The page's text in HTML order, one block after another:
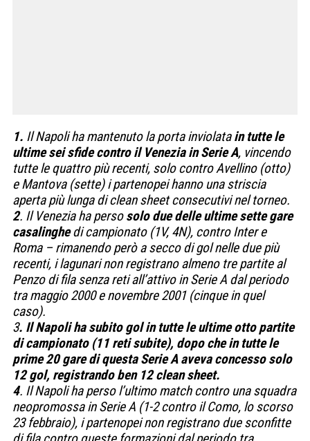
1. Il Napoli ha mantenuto la porta inviolatain tutte le
ultime sei sfide contro il Venezia in Serie A, vincendo
tutte le quattro più recenti, solo contro Avellino (otto)
e Mantova (sette) i partenopei hanno una striscia
aperta più lunga di clean sheet consecutivi nel torneo.
2. Il Venezia ha persosolo due delle ultime sette gare
casalinghedi campionato (1V, 4N), contro Inter e
Roma – rimanendo però a secco di gol nelle due più
recenti, i lagunari non registrano almeno tre partite al
Penzo di fila senza reti all’attivo in Serie A dal periodo
tra maggio 2000 e novembre 2001 (cinque in quel
caso).
3. Il Napoli ha subito gol in tutte le ultime otto partite
di campionato (11 reti subite), dopo che in tutte le
prime 20 gare di questa Serie A aveva concesso solo
12 gol, registrando ben 12 clean sheet.
4. Il Napoli ha perso l’ultimo match contro una squadra
neopromossa in Serie A (1-2 contro il Como, lo scorso
23 febbraio), i partenopei non registrano due sconfitte